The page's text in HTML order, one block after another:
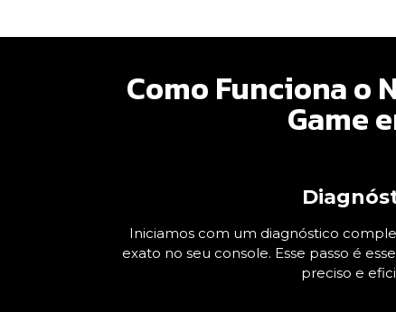
Como Funciona o
Game
Iniciamos com um diagnóstico
exato no seu console. Esse passo é
preciso e